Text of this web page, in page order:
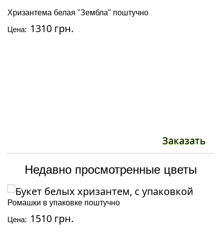
Хризантема белая "Зембла" поштучно
Цена: 1310 грн.
Заказать
Недавно просмотренные цветы
Ромашки в упаковке поштучно
Цена: 1510 грн.